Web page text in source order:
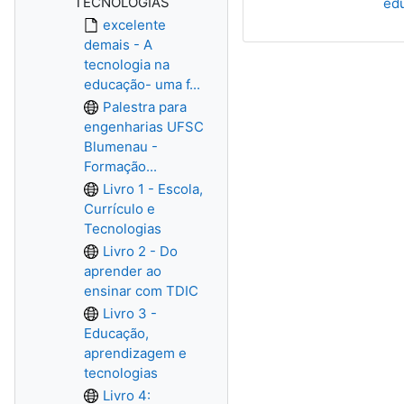
excelente
demais - A
tecnologia na
educação- uma f...
Palestra para
engenharias UFSC
Blumenau -
Formação...
Livro 1 - Escola,
Currículo e
Tecnologias
Livro 2 - Do
aprender ao
ensinar com TDIC
Livro 3 -
Educação,
aprendizagem e
tecnologias
Livro 4: